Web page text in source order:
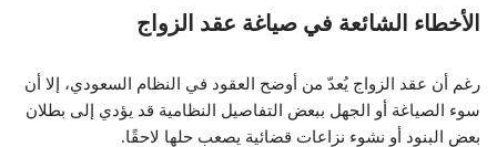
الأخطاء الشائعة في صياغة عقد الزواج
رغم أن عقد الزواج يُعدّ من أوضح العقود في النظام السعودي، إلا أن
سوء الصياغة أو الجهل ببعض التفاصيل النظامية قد يؤدي إلى بطلان
بعض البنود أو نشوء نزاعات قضائية يصعب حلها لاحقًا.